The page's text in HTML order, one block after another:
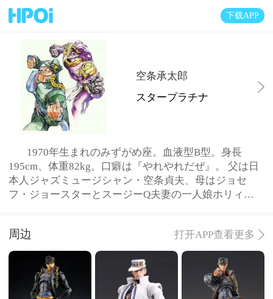
下载APP
空条承太郎
スタープラチナ
1970年生まれのみずがめ座。血液型B型。身長
195cm、体重82kg。口癖は『やれやれだぜ』。 父は日
本人ジャズミュージシャン・空条貞夫、母はジョセ
フ・ジョースターとスージーQ夫妻の一人娘ホリィ。
ト（Part3においては学帽と学ラン）を身に着けてい
る。帽子は滅多なことが無い限り脱がない。頭脳明晰
で常に寡黙かつ沈着冷静だが、根は激情的な性格で正
義感も強い。一方で自身も認める執念深い性格でもあ
る。 スタープラチナ（星の白金） 【破壊力 - A / スピ
周边 打开APP查看更多